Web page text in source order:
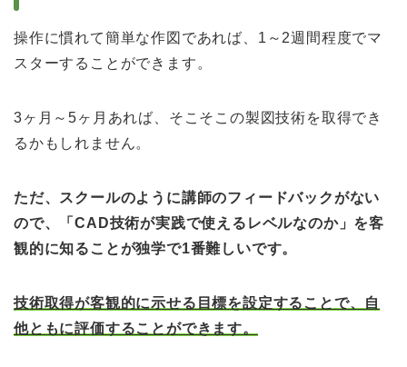
操作に慣れて簡単な作図であれば、1～2週間程度でマ
スターすることができます。
3ヶ月～5ヶ月あれば、そこそこの製図技術を取得でき
るかもしれません。
ただ、スクールのように講師のフィードバックがない
ので、「CAD技術が実践で使えるレベルなのか」を客
観的に知ることが独学で1番難しいです。
技術取得が客観的に示せる目標を設定することで、自
他ともに評価することができます。